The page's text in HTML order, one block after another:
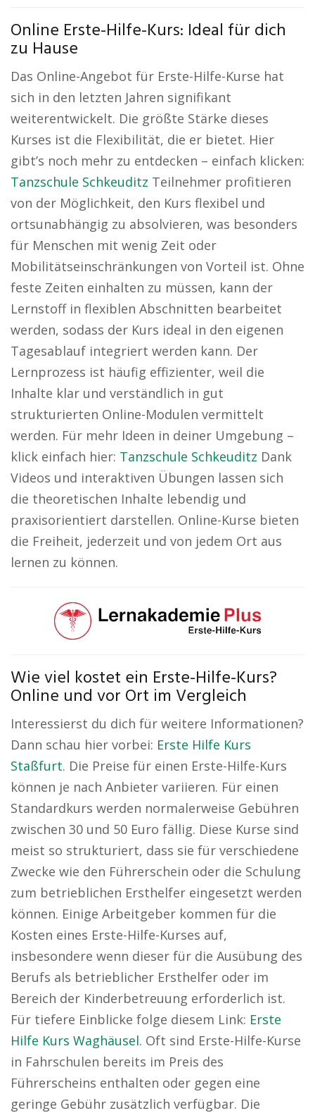
Online Erste-Hilfe-Kurs: Ideal für dich
zu Hause
Das Online-Angebot für Erste-Hilfe-Kurse hat
sich in den letzten Jahren signifikant
weiterentwickelt. Die größte Stärke dieses
Kurses ist die Flexibilität, die er bietet. Hier
gibt’s noch mehr zu entdecken – einfach klicken:
Tanzschule Schkeuditz Teilnehmer profitieren
von der Möglichkeit, den Kurs flexibel und
ortsunabhängig zu absolvieren, was besonders
für Menschen mit wenig Zeit oder
Mobilitätseinschränkungen von Vorteil ist. Ohne
feste Zeiten einhalten zu müssen, kann der
Lernstoff in flexiblen Abschnitten bearbeitet
werden, sodass der Kurs ideal in den eigenen
Tagesablauf integriert werden kann. Der
Lernprozess ist häufig effizienter, weil die
Inhalte klar und verständlich in gut
strukturierten Online-Modulen vermittelt
werden. Für mehr Ideen in deiner Umgebung –
klick einfach hier: Tanzschule Schkeuditz Dank
Videos und interaktiven Übungen lassen sich
die theoretischen Inhalte lebendig und
praxisorientiert darstellen. Online-Kurse bieten
die Freiheit, jederzeit und von jedem Ort aus
lernen zu können.
Wie viel kostet ein Erste-Hilfe-Kurs?
Online und vor Ort im Vergleich
Interessierst du dich für weitere Informationen?
Dann schau hier vorbei: Erste Hilfe Kurs
Staßfurt. Die Preise für einen Erste-Hilfe-Kurs
können je nach Anbieter variieren. Für einen
Standardkurs werden normalerweise Gebühren
zwischen 30 und 50 Euro fällig. Diese Kurse sind
meist so strukturiert, dass sie für verschiedene
Zwecke wie den Führerschein oder die Schulung
zum betrieblichen Ersthelfer eingesetzt werden
können. Einige Arbeitgeber kommen für die
Kosten eines Erste-Hilfe-Kurses auf,
insbesondere wenn dieser für die Ausübung des
Berufs als betrieblicher Ersthelfer oder im
Bereich der Kinderbetreuung erforderlich ist.
Für tiefere Einblicke folge diesem Link: Erste
Hilfe Kurs Waghäusel. Oft sind Erste-Hilfe-Kurse
in Fahrschulen bereits im Preis des
Führerscheins enthalten oder gegen eine
geringe Gebühr zusätzlich verfügbar. Die